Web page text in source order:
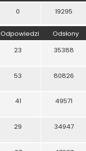
0 19295
Odpowiedzi Odsłony
23 35388
53 80826
41 49571
29 34947